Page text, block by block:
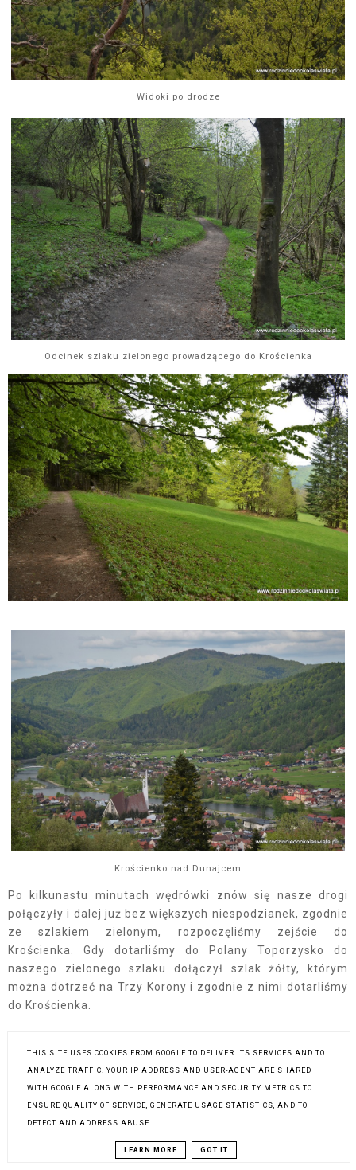
Widoki po drodze
Odcinek szlaku zielonego prowadzącego do Krościenka
Krościenko nad Dunajcem
Po kilkunastu minutach wędrówki znów się nasze drogi
połączyły i dalej już bez większych niespodzianek, zgodnie
ze szlakiem zielonym, rozpoczęliśmy zejście do
Krościenka. Gdy dotarliśmy do Polany Toporzysko do
naszego zielonego szlaku dołączył szlak żółty, którym
można dotrzeć na Trzy Korony i zgodnie z nimi dotarliśmy
do Krościenka.
PODOBNE POSTY:
THIS SITE USES COOKIES FROM GOOGLE TO DELIVER ITS SERVICES AND TO
ANALYZE TRAFFIC. YOUR IP ADDRESS AND USER-AGENT ARE SHARED
WITH GOOGLE ALONG WITH PERFORMANCE AND SECURITY METRICS TO
ENSURE QUALITY OF SERVICE, GENERATE USAGE STATISTICS, AND TO
DETECT AND ADDRESS ABUSE.
LEARN MORE GOT IT